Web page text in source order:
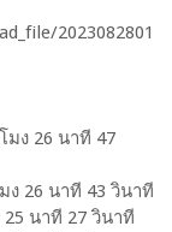
ง 26 นาที 47
26 นาที 43 วินาที
นาที 27 วินาที